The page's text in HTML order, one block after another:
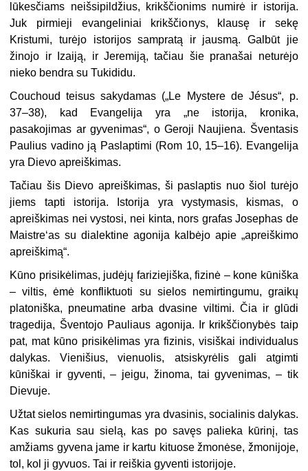
lūkesčiams neišsipildžius, krikščionims numirė ir istorija.
Juk pirmieji evangeliniai krikščionys, klausę ir sekę
Kristumi, turėjo istorijos sampratą ir jausmą. Galbūt jie
žinojo ir Izaiją, ir Jeremiją, tačiau šie pranašai neturėjo
nieko bendra su Tukididu.
Couchoud teisus sakydamas („Le Mystere de Jésus“, p.
37–38), kad Evangelija yra „ne istorija, kronika,
pasakojimas ar gyvenimas“, o Geroji Naujiena. Šventasis
Paulius vadino ją Paslaptimi (Rom 10, 15–16). Evangelija
yra Dievo apreiškimas.
Tačiau šis Dievo apreiškimas, ši paslaptis nuo šiol turėjo
jiems tapti istorija. Istorija yra vystymasis, kismas, o
apreiškimas nei vystosi, nei kinta, nors grafas Josephas de
Maistre‘as su dialektine agonija kalbėjo apie „apreiškimo
apreiškimą“.
Kūno prisikėlimas, judėjų fariziejiška, fizinė – kone kūniška
– viltis, ėmė konfliktuoti su sielos nemirtingumu, graikų
platoniška, pneumatine arba dvasine viltimi. Čia ir glūdi
tragedija, Šventojo Pauliaus agonija. Ir krikščionybės taip
pat, mat kūno prisikėlimas yra fizinis, visiškai individualus
dalykas. Vienišius, vienuolis, atsiskyrėlis gali atgimti
kūniškai ir gyventi, – jeigu, žinoma, tai gyvenimas, – tik
Dievuje.
Užtat sielos nemirtingumas yra dvasinis, socialinis dalykas.
Kas sukuria sau sielą, kas po savęs palieka kūrinį, tas
amžiams gyvena jame ir kartu kituose žmonėse, žmonijoje,
tol, kol ji gyvuos. Tai ir reiškia gyventi istorijoje.